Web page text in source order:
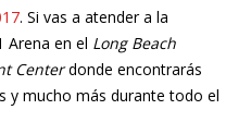
. Si vas a atender a la
Arena en el Long Beach
Centerdonde encontrarás
y mucho más durante todo el